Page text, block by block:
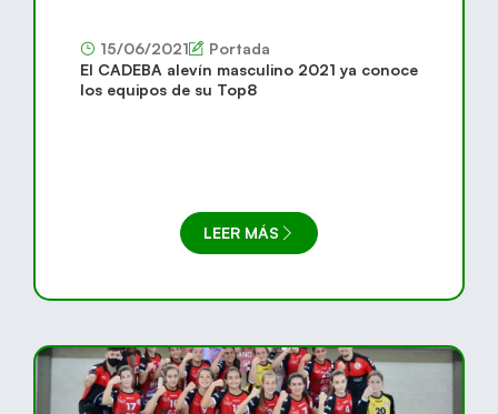
15/06/2021
Portada
El CADEBA alevín masculino 2021 ya conoce
los equipos de su Top8
LEER MÁS